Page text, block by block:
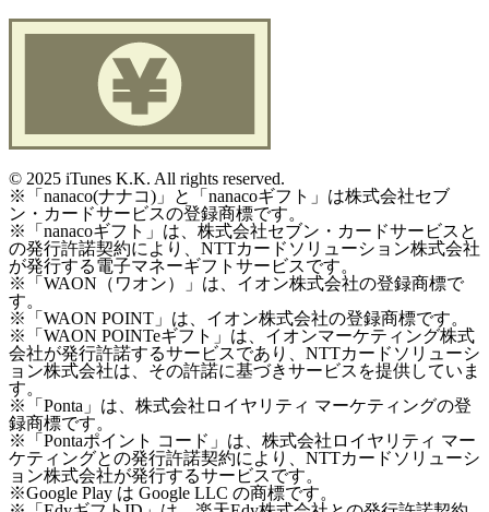
© 2025 iTunes K.K. All rights reserved.
※「nanaco(ナナコ)」と「nanacoギフト」は株式会社セブ
ン・カードサービスの登録商標です。
※「nanacoギフト」は、株式会社セブン・カードサービスと
の発行許諾契約により、NTTカードソリューション株式会社
が発行する電子マネーギフトサービスです。
※「WAON（ワオン）」は、イオン株式会社の登録商標で
す。
※「WAON POINT」は、イオン株式会社の登録商標です。
※「WAON POINTeギフト」は、イオンマーケティング株式
会社が発行許諾するサービスであり、NTTカードソリューシ
ョン株式会社は、その許諾に基づきサービスを提供していま
す。
※「Ponta」は、株式会社ロイヤリティ マーケティングの登
録商標です。
※「Pontaポイント コード」は、株式会社ロイヤリティ マー
ケティングとの発行許諾契約により、NTTカードソリューシ
ョン株式会社が発行するサービスです。
※Google Play は Google LLC の商標です。